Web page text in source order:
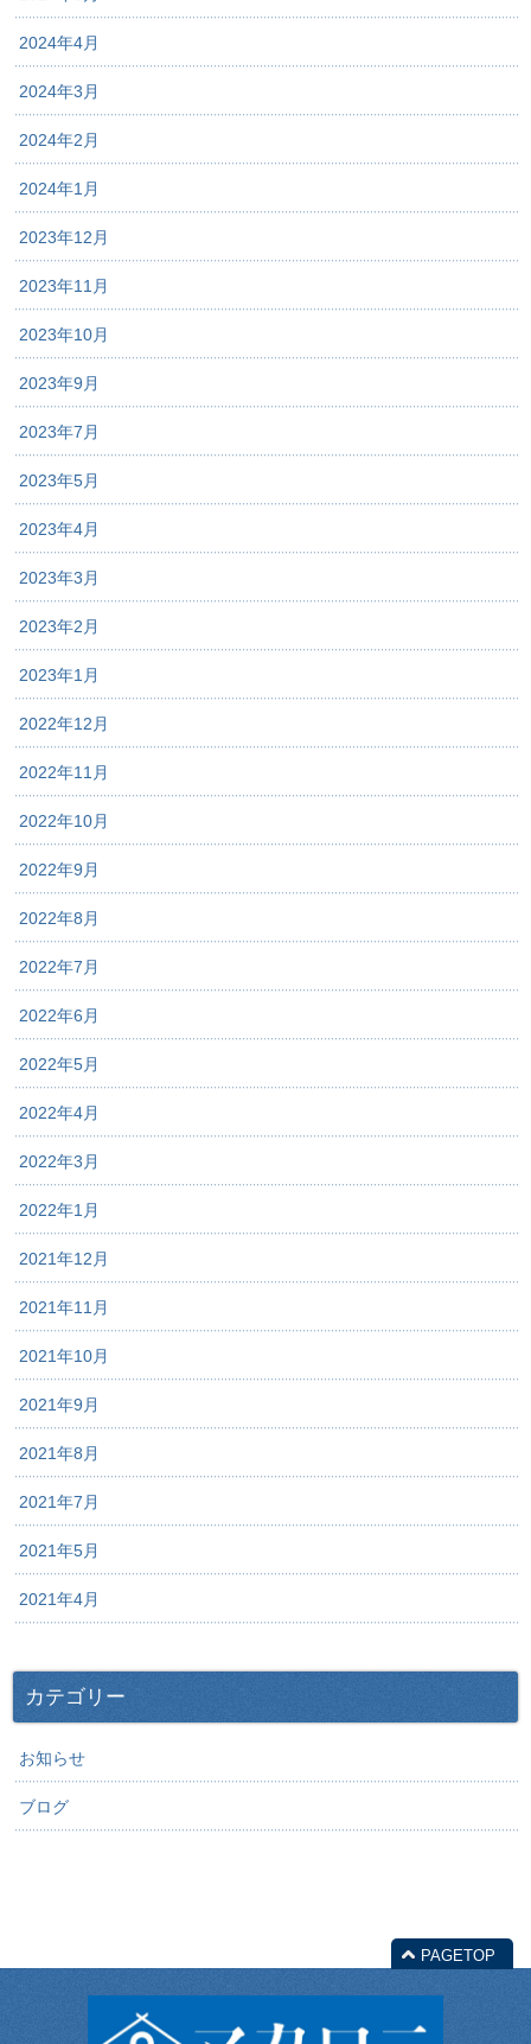
2024年4月
2024年3月
2024年2月
2024年1月
2023年12月
2023年11月
2023年10月
2023年9月
2023年7月
2023年5月
2023年4月
2023年3月
2023年2月
2023年1月
2022年12月
2022年11月
2022年10月
2022年9月
2022年8月
2022年7月
2022年6月
2022年5月
2022年4月
2022年3月
2022年1月
2021年12月
2021年11月
2021年10月
2021年9月
2021年8月
2021年7月
2021年5月
2021年4月
カテゴリー
お知らせ
ブログ
PAGETOP